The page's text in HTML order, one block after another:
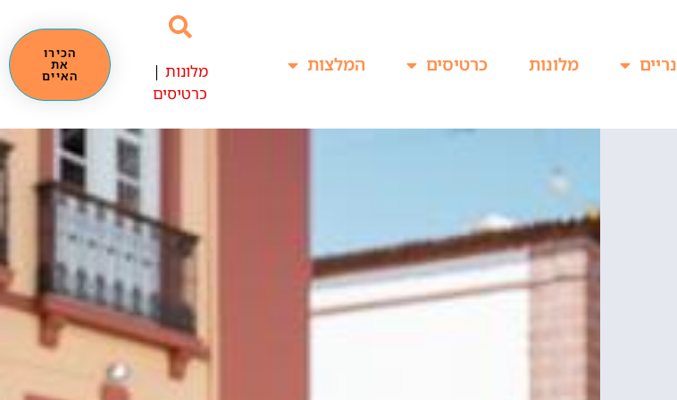
מלונות כרטיסים המלצות מלונות |
כרטיסים
הכירו
את
האיים